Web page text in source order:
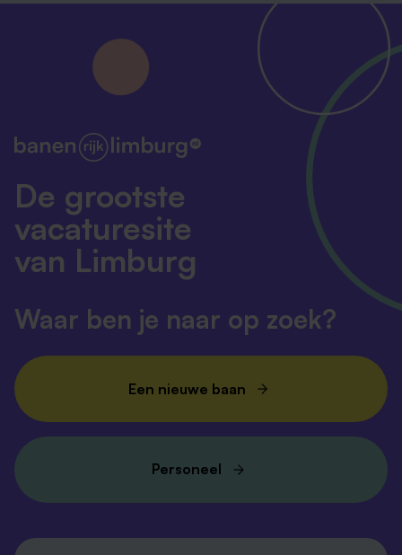
Bedrijven in Vlodrop met veel vacatures
Er zijn diverse bedrijven gevestigd die vacatures in
Vlodrop aanbieden. Hieronder vind je een overzicht
van de grootste bedrijven in Vlodrop!
Vacatures bij Vekoma Rides Manufactering
Vacatures bij Action
Vacatures bij Aldi
De grootste
vacaturesite
van Limburg
Waar ben je naar op zoek?
Een nieuwe baan
Personeel